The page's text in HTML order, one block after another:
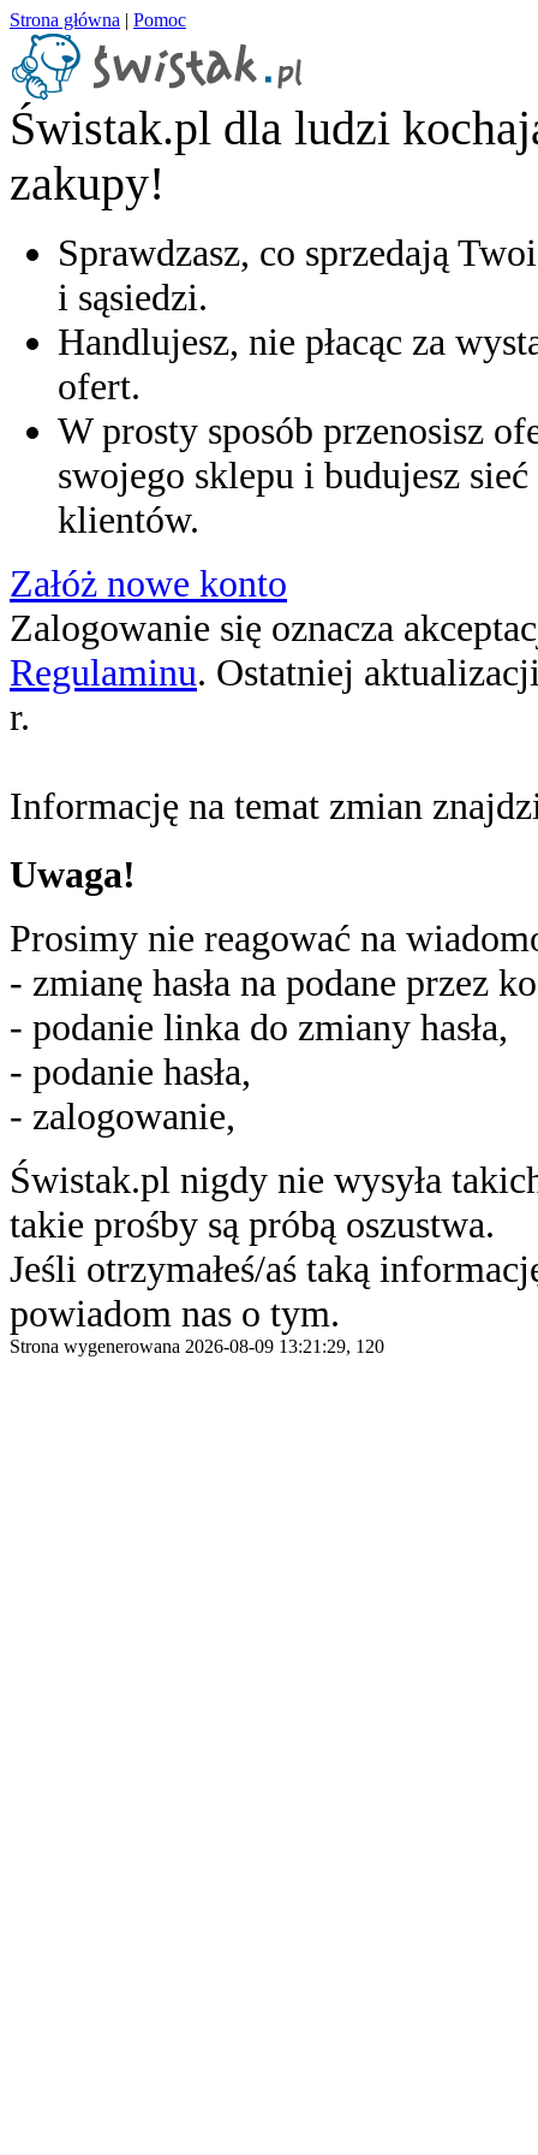
Strona główna | Pomoc
Świstak.pl dla ludzi
zakupy!
Sprawdzasz, co sprzedają
i sąsiedzi.
Handlujesz, nie płacąc za
ofert.
W prosty sposób przenosisz
swojego sklepu i budujesz sieć
klientów.
Załóż nowe konto
Zalogowanie się oznacza
Regulaminu. Ostatniej
r.
Informację na temat zmian
Uwaga!
Prosimy nie reagować na
- zmianę hasła na podane przez
- podanie linka do zmiany hasła,
- podanie hasła,
- zalogowanie,
Świstak.pl nigdy nie wysyła
takie prośby są próbą oszustwa.
Jeśli otrzymałeś/aś taką
powiadom nas o tym.
Strona wygenerowana 2026-08-09 13:21:29, 120